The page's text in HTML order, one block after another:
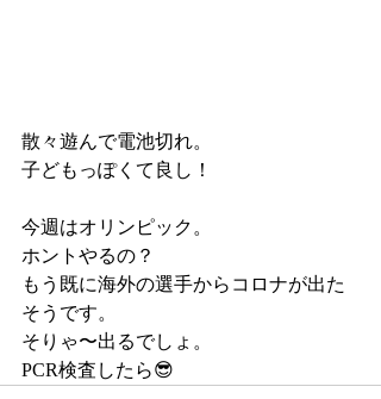
散々遊んで電池切れ。
子どもっぽくて良し！
今週はオリンピック。
ホントやるの？
もう既に海外の選手からコロナが出た
そうです。
そりゃ〜出るでしょ。
PCR検査したら😎